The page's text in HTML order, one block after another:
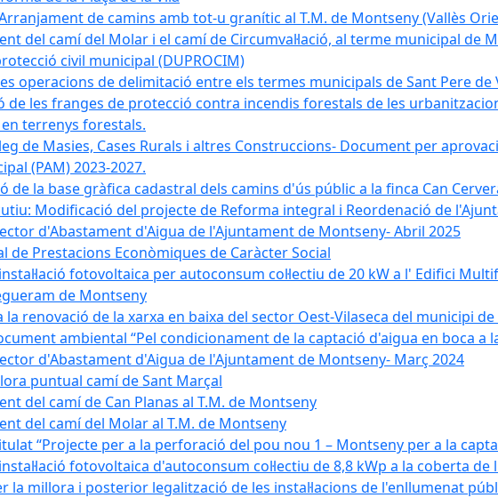
de camins amb tot-u granític al T.M. de Montseny (Vallès
del camí del Molar i el camí de Circumval·lació, al terme municipal de
civil municipal (DUPROCIM)
operacions de delimitació entre els termes municipals de Sant Pere
de les franges de protecció contra incendis forestals de les
en terrenys forestals.
de Masies, Cases Rurals i altres Construccions- Document per
(PAM) 2023-2027.
de la base gràfica cadastral dels camins d'ús públic a la finca Can
Modificació del projecte de Reforma integral i Reordenació de
d'Abastament d'Aigua de l'Ajuntament de Montseny- Abril 2025
de Prestacions Econòmiques de Caràcter Social
fotovoltaica per autoconsum col·lectiu de 20 kW a l' Edifici
de Montseny
la renovació de la xarxa en baixa del sector Oest-Vilaseca del municipi
ambiental “Pel condicionament de la captació d'aigua en boca a
d'Abastament d'Aigua de l'Ajuntament de Montseny- Març 2024
puntual camí de Sant Marçal
del camí de Can Planas al T.M. de Montseny
del camí del Molar al T.M. de Montseny
“Projecte per a la perforació del pou nou 1 – Montseny per a la
fotovoltaica d'autoconsum col·lectiu de 8,8 kWp a la coberta
la millora i posterior legalització de les instal·lacions de l'enllumenat